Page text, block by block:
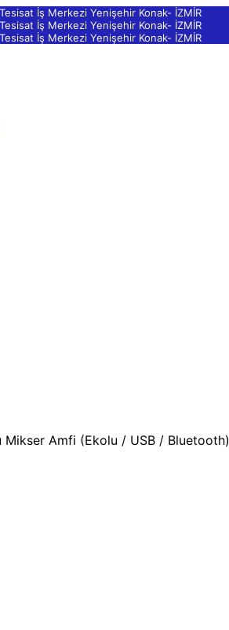
İş Merkezi Yenişehir Konak- İZMİR
İş Merkezi Yenişehir Konak- İZMİR
İş Merkezi Yenişehir Konak- İZMİR
Amfi (Ekolu / USB / Bluetooth)